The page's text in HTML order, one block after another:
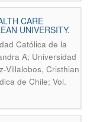
CARE
UNIVERSITY.
Católica de la
A; Universidad
Villalobos, Cristhian
de Chile; Vol.